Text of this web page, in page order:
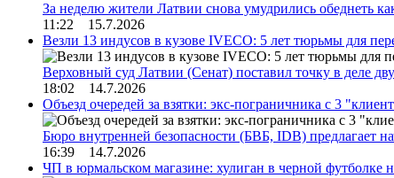
За неделю жители Латвии снова умудрились обеднеть
11:22 15.7.2026
Везли 13 индусов в кузове IVECO: 5 лет тюрьмы для
Верховный суд Латвии (Сенат) поставил точку в деле
18:02 14.7.2026
Объезд очередей за взятки: экс-пограничника с 3
Бюро внутренней безопасности (БВБ, IDB) предлагает
16:39 14.7.2026
ЧП в юрмальском магазине: хулиган в черной футболке